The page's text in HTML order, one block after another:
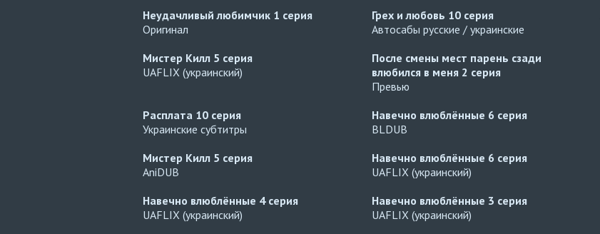
Неудачливый любимчик 1 серия
Оригинал
Грех и любовь 10 серия
Автосабы русские / украинские
Мистер Килл 5 серия
UAFLIX (украинский)
После смены мест парень сзади
влюбился в меня 2 серия
Превью
Расплата 10 серия
Украинские субтитры
Навечно влюблённые 6 серия
BLDUB
Мистер Килл 5 серия
AniDUB
Навечно влюблённые 6 серия
UAFLIX (украинский)
Навечно влюблённые 4 серия
UAFLIX (украинский)
Навечно влюблённые 3 серия
UAFLIX (украинский)